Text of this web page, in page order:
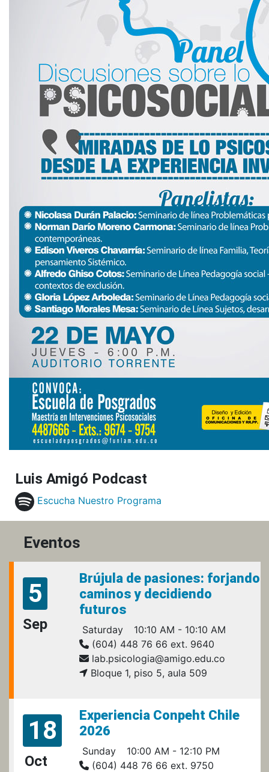
Luis Amigó Podcast
Escucha Nuestro Programa
Eventos
5
Sep
Brújula de pasiones: forjando
caminos y decidiendo
futuros
Saturday
10:10 AM - 10:10 AM
(604) 448 76 66 ext. 9640
lab.psicologia@amigo.edu.co
Bloque 1, piso 5, aula 509
18
Oct
Experiencia Conpeht Chile
2026
Sunday
10:00 AM - 12:10 PM
(604) 448 76 66 ext. 9750